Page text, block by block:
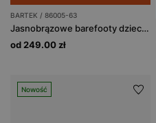
BARTEK / 86005-63
Jasnobrązowe barefooty dziecięce z liskiem BARTEK 86005-63
od 249.00 zł
Nowość